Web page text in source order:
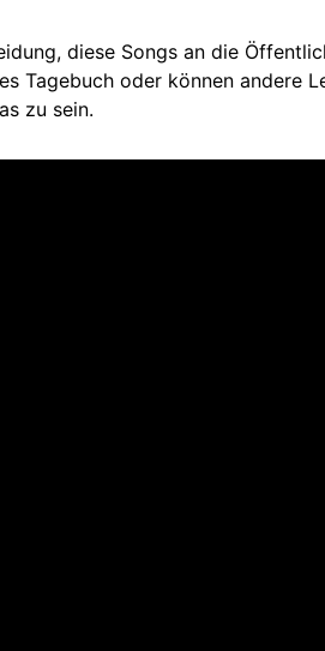
diese Songs an die
Tagebuch oder können andere
zu sein.